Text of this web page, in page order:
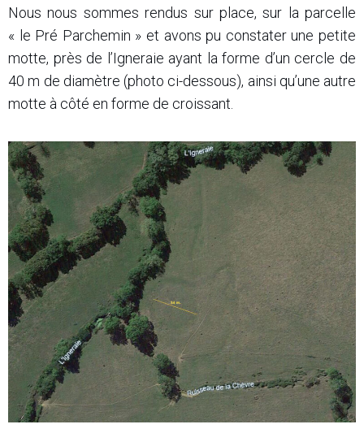
Nous nous sommes rendus sur place, sur la parcelle
« le Pré Parchemin » et avons pu constater une petite
motte, près de l’Igneraie ayant la forme d’un cercle de
40 m de diamètre (photo ci-dessous), ainsi qu’une autre
motte à côté en forme de croissant.